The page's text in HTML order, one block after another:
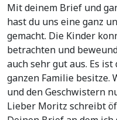
Mit deinem Brief und
hast du uns eine ganz
gemacht. Die Kinder
betrachten und
auch sehr gut aus. Es
ganzen Familie besitze.
und den Geschwistern
Lieber Moritz schreibt